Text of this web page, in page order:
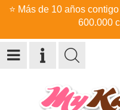
⭐ Más de 10 años contigo
600.000